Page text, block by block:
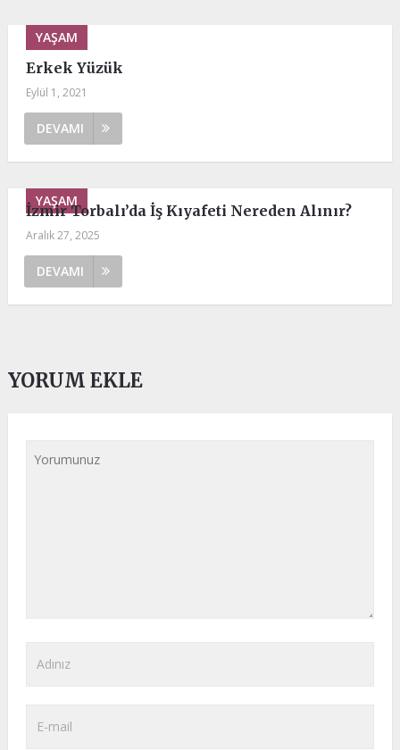
YAŞAM
Erkek Yüzük
Eylül 1, 2021
DEVAMI
YAŞAM
İzmir Torbalı’da İş Kıyafeti Nereden Alınır?
Aralık 27, 2025
DEVAMI
YORUM EKLE